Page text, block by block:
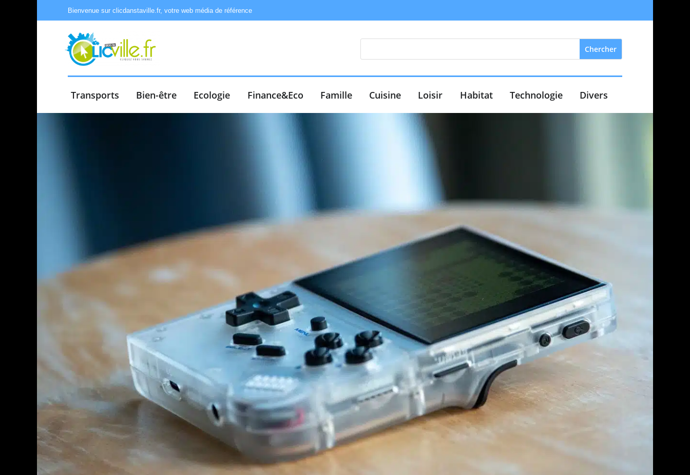
Bienvenue sur clicdanstaville.fr, votre web média de référence
Transports Bien-être Ecologie Finance&Eco Famille Cuisine Loisir Habitat Technologie Divers